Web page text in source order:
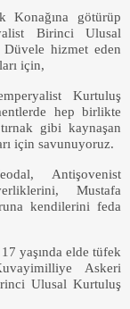
Konağına götürüp
Birinci Ulusal
Düvele hizmet eden
için,
Kurtuluş
hep birlikte
gibi kaynaşan
için savunuyoruz.
Antişovenist
Mustafa
kendilerini feda
yaşında elde tüfek
Askeri
Ulusal Kurtuluş